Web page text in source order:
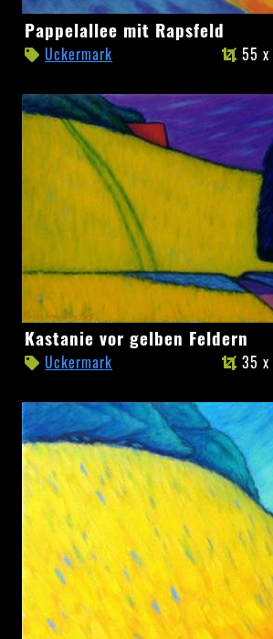
Pappelallee
mit
Rapsfeld
Pappelallee mit Rapsfeld
Uckermark 55 x
Kastanie
vor
gelben
Feldern
Kastanie vor gelben Feldern
Uckermark 35 x